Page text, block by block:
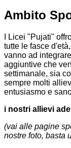
Ambito
I Licei "Pujati"
tutte le fasce
vanno ad
aggiuntive che
settimanale, sia
sempre molti
entusiasmo e
i nostri allievi
(vai alle pagine
nostre foto, basta